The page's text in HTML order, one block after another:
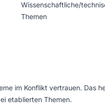
Wissenschaftliche/
Themen
im Konflikt vertrauen. Das
etablierten Themen.